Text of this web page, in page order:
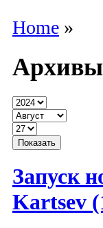
Home »
Архивы
Запуск
Kartsev